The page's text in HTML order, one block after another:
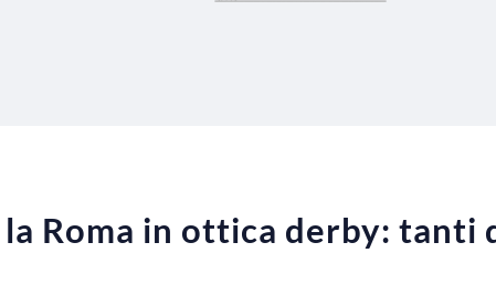
Roma in ottica derby: